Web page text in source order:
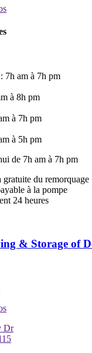
7h am à 7h pm
à 8h pm
à 7h pm
à 5h pm
de 7h am à 7h pm
gratuite du remorquage
à la pompe
24 heures
& Storage of
Dr